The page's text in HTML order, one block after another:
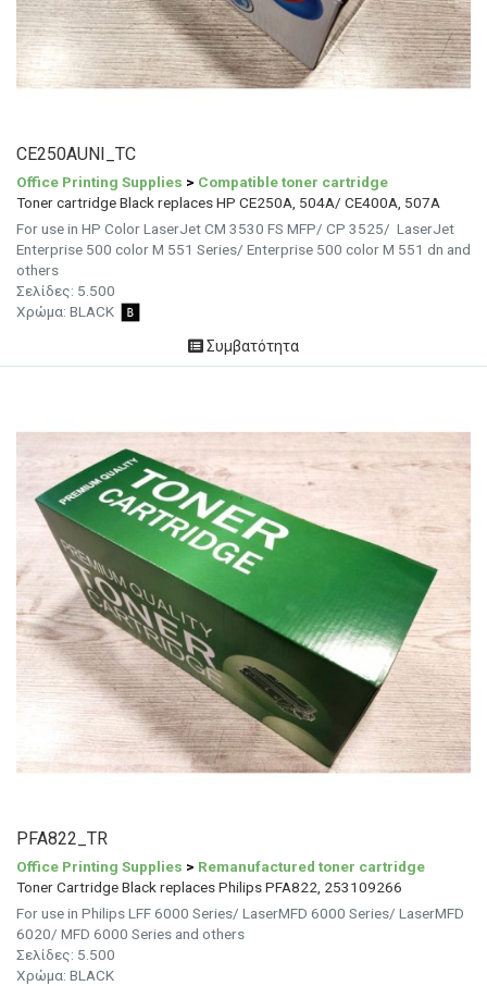
CE250AUNI_TC
Office Printing Supplies > Compatible toner cartridge
Toner cartridge Black replaces HP CE250A, 504A/ CE400A, 507A
For use in HP Color LaserJet CM 3530 FS MFP/ CP 3525/ LaserJet
Enterprise 500 color M 551 Series/ Enterprise 500 color M 551 dn and
others
Σελίδες: 5.500
Χρώμα: BLACK
Συμβατότητα
PFA822_TR
Office Printing Supplies > Remanufactured toner cartridge
Toner Cartridge Black replaces Philips PFA822, 253109266
For use in Philips LFF 6000 Series/ LaserMFD 6000 Series/ LaserMFD
6020/ MFD 6000 Series and others
Σελίδες: 5.500
Χρώμα: BLACK